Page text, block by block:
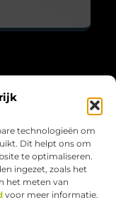
technologieën om
Dit helpt ons om
te optimaliseren.
ingezet, zoals het
het meten van
voor meer informatie.
met hart en